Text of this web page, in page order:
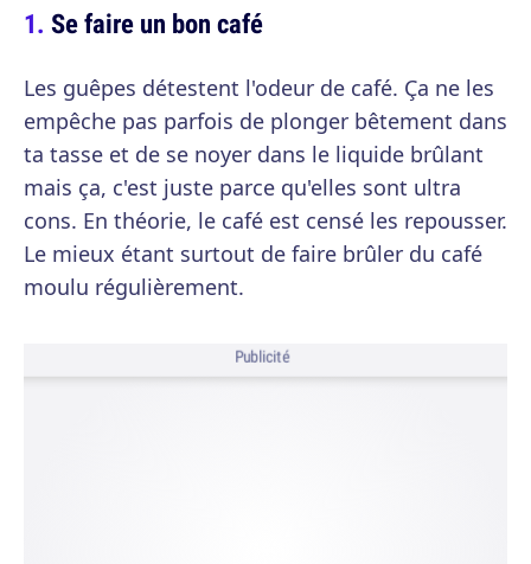
Se faire un bon café
Les guêpes détestent l'odeur de café. Ça ne les
empêche pas parfois de plonger bêtement dans
ta tasse et de se noyer dans le liquide brûlant
mais ça, c'est juste parce qu'elles sont ultra
cons. En théorie, le café est censé les repousser.
Le mieux étant surtout de faire brûler du café
moulu régulièrement.
Publicité